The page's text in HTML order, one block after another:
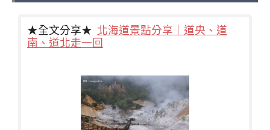
★全文分享★ 北海道景點分享｜道央、道
南、道北走一回